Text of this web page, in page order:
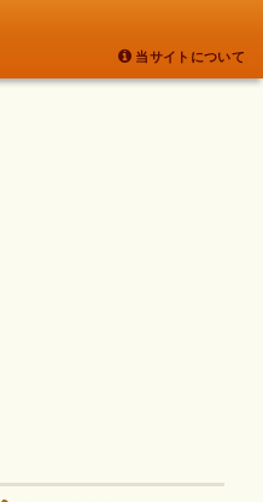
当サイトについて